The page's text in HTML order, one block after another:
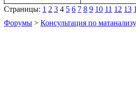
Страницы: 1 2 3 4 5 6 7 8 9 10 11 12 13
Форумы > Консультация по матанализу